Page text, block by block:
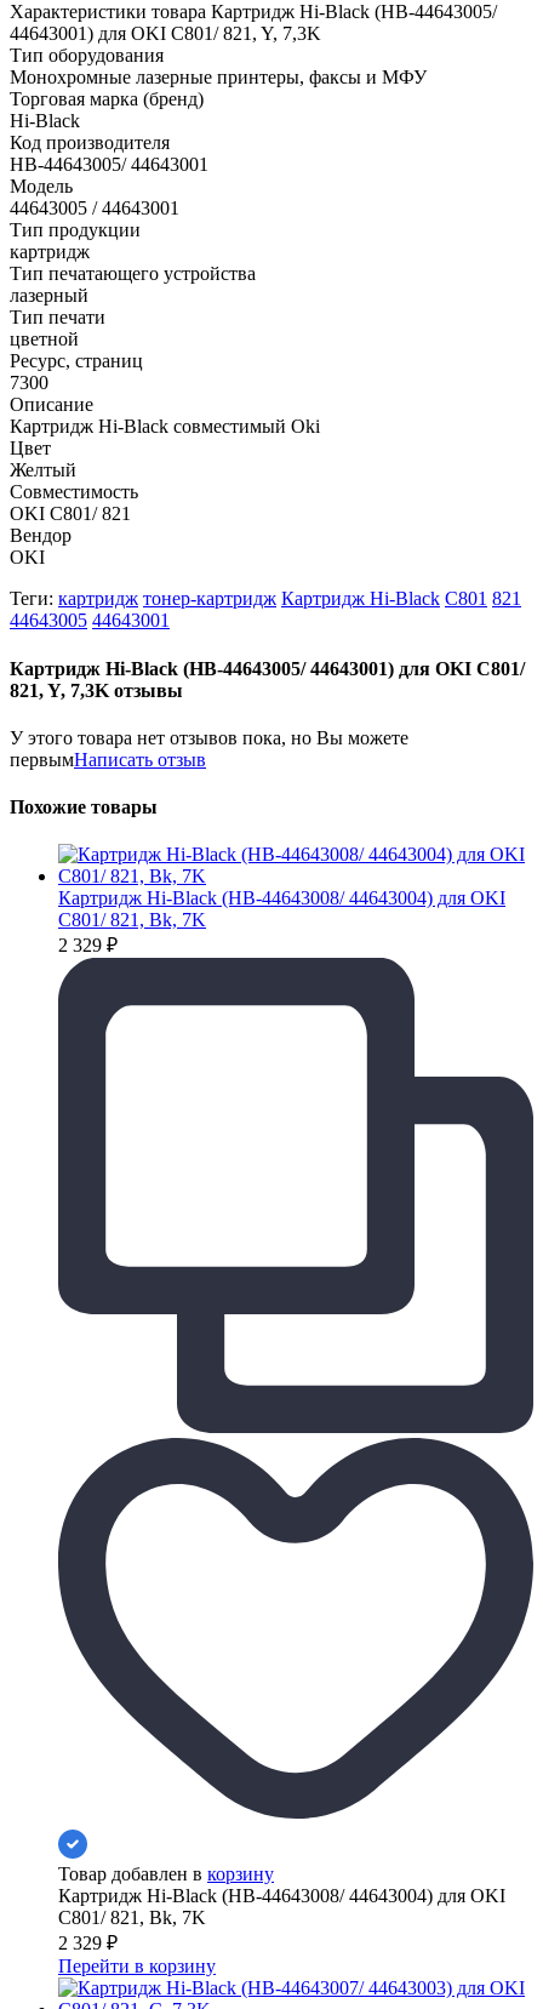
Характеристики товара Картридж Hi-Black (HB-44643005/
44643001) для OKI C801/ 821, Y, 7,3K
Тип оборудования
Монохромные лазерные принтеры, факсы и МФУ
Торговая марка (бренд)
Hi-Black
Код производителя
HB-44643005/ 44643001
Модель
44643005 / 44643001
Тип продукции
картридж
Тип печатающего устройства
лазерный
Тип печати
цветной
Ресурс, страниц
7300
Описание
Картридж Hi-Black совместимый Oki
Цвет
Желтый
Совместимость
OKI C801/ 821
Вендор
OKI
Теги: картридж тонер-картридж Картридж Hi-Black C801 821
44643005 44643001
Картридж Hi-Black (HB-44643005/ 44643001) для OKI C801/
821, Y, 7,3K отзывы
У этого товара нет отзывов пока, но Вы можете
первымНаписать отзыв
Похожие товары
Картридж Hi-Black (HB-44643008/ 44643004) для OKI
C801/ 821, Bk, 7K
2 329 ₽
Товар добавлен в корзину
Картридж Hi-Black (HB-44643008/ 44643004) для OKI
C801/ 821, Bk, 7K
2 329 ₽
Перейти в корзину